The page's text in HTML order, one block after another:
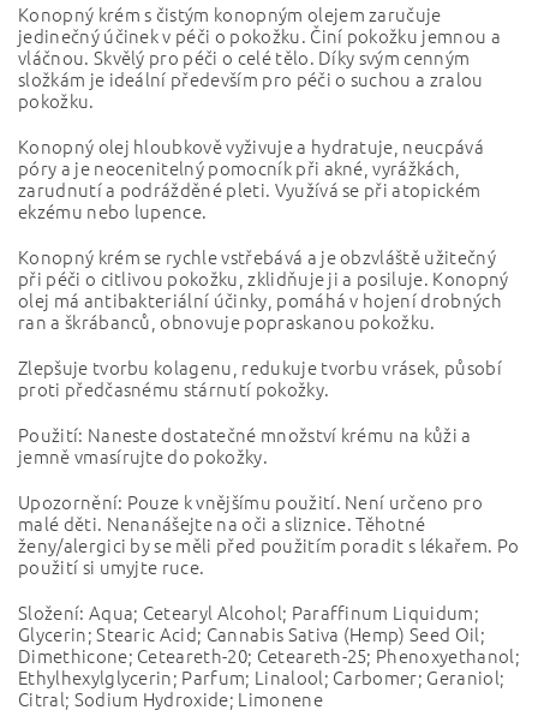
Konopný krém s čistým konopným olejem zaručuje
jedinečný účinek v péči o pokožku. Činí pokožku jemnou a
vláčnou. Skvělý pro péči o celé tělo. Díky svým cenným
složkám je ideální především pro péči o suchou a zralou
pokožku.
Konopný olej hloubkově vyživuje a hydratuje, neucpává
póry a je neocenitelný pomocník při akné, vyrážkách,
zarudnutí a podrážděné pleti. Využívá se při atopickém
ekzému nebo lupence.
Konopný krém se rychle vstřebává a je obzvláště užitečný
při péči o citlivou pokožku, zklidňuje ji a posiluje. Konopný
olej má antibakteriální účinky, pomáhá v hojení drobných
ran a škrábanců, obnovuje popraskanou pokožku.
Zlepšuje tvorbu kolagenu, redukuje tvorbu vrásek, působí
proti předčasnému stárnutí pokožky.
Použití: Naneste dostatečné množství krému na kůži a
jemně vmasírujte do pokožky.
Upozornění: Pouze k vnějšímu použití. Není určeno pro
malé děti. Nenanášejte na oči a sliznice. Těhotné
ženy/alergici by se měli před použitím poradit s lékařem. Po
použití si umyjte ruce.
Složení: Aqua; Cetearyl Alcohol; Paraffinum Liquidum;
Glycerin; Stearic Acid; Cannabis Sativa (Hemp) Seed Oil;
Dimethicone; Ceteareth-20; Ceteareth-25; Phenoxyethanol;
Ethylhexylglycerin; Parfum; Linalool; Carbomer; Geraniol;
Citral; Sodium Hydroxide; Limonene